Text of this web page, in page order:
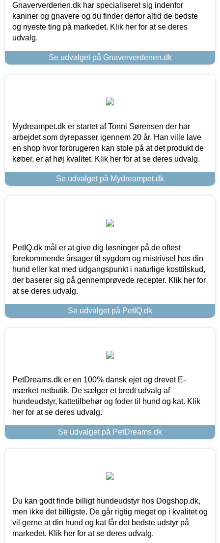
Gnaververdenen.dk har specialiseret sig indenfor
kaniner og gnavere og du finder derfor altid de bedste
og nyeste ting på markedet. Klik her for at se deres
udvalg.
Se udvalget på Gnaververdenen.dk
Mydreampet.dk er startet af Tonni Sørensen der har
arbejdet som dyrepasser igennem 20 år. Han ville lave
en shop hvor forbrugeren kan stole på at det produkt de
køber, er af høj kvalitet. Klik her for at se deres udvalg.
Se udvalget på Mydreampet.dk
PetIQ.dk mål er at give dig løsninger på de oftest
forekommende årsager til sygdom og mistrivsel hos din
hund eller kat med udgangspunkt i naturlige kosttilskud,
der baserer sig på gennemprøvede recepter. Klik her for
at se deres udvalg.
Se udvalget på PetIQ.dk
PetDreams.dk er en 100% dansk ejet og drevet E-
mærket netbutik. De sælger et bredt udvalg af
hundeudstyr, kattetilbehør og foder til hund og kat. Klik
her for at se deres udvalg.
Se udvalget på PetDreams.dk
Du kan godt finde billigt hundeudstyr hos Dogshop.dk,
men ikke det billigste. De går rigtig meget op i kvalitet og
vil gerne at din hund og kat får det bedste udstyr på
markedet. Klik her for at se deres udvalg.